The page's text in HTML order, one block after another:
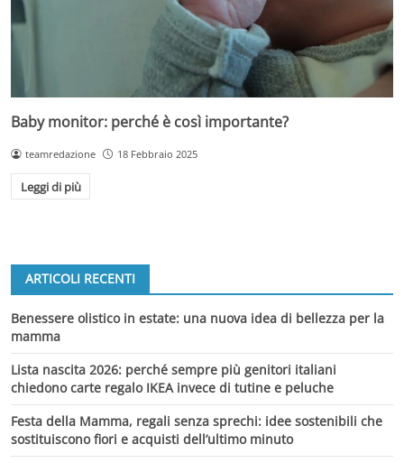
Baby monitor: perché è così importante?
teamredazione 18 Febbraio 2025
Leggi di più
ARTICOLI RECENTI
Benessere olistico in estate: una nuova idea di bellezza per la
mamma
Lista nascita 2026: perché sempre più genitori italiani
chiedono carte regalo IKEA invece di tutine e peluche
Festa della Mamma, regali senza sprechi: idee sostenibili che
sostituiscono fiori e acquisti dell’ultimo minuto